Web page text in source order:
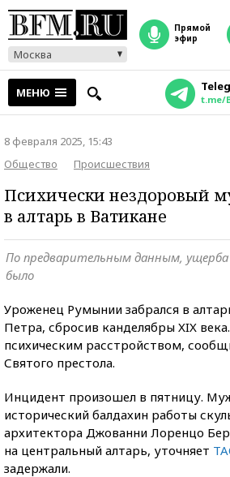
Москва
прямой
эфир
МЕНЮ t.me/
8 февраля 2025, 15:43
Общество
Происшествия
Психически нездоровый
в алтарь в Ватикане
По предварительным данным,
было
Уроженец Румынии забрался в
Петра, сбросив канделябры XIX
психическим расстройством,
Святого престола.
Инцидент произошел в пятницу.
исторический балдахин работы
архитектора Джованни Лоренцо
на центральный алтарь, уточняет
задержали.